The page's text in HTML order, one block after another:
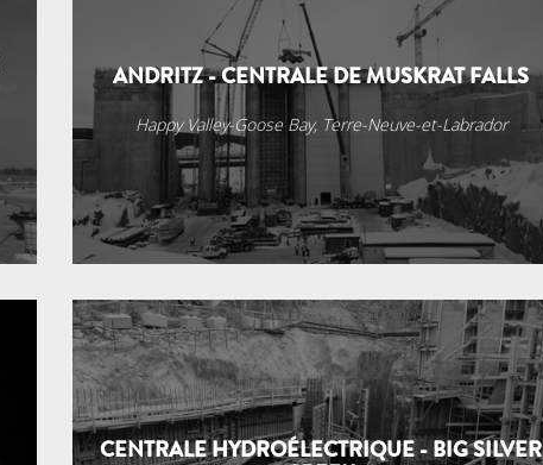
ANDRITZ - CENTRALE DE MUSKRAT FALLS
Happy Valley-Goose Bay, Terre-Neuve-et-Labrador
CENTRALE HYDROÉLECTRIQUE - BIG SILVER